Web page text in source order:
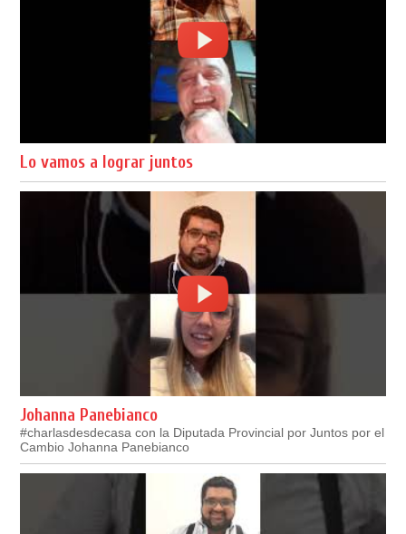
Lo vamos a lograr juntos
Johanna Panebianco
#charlasdesdecasa con la Diputada Provincial por Juntos por el
Cambio Johanna Panebianco